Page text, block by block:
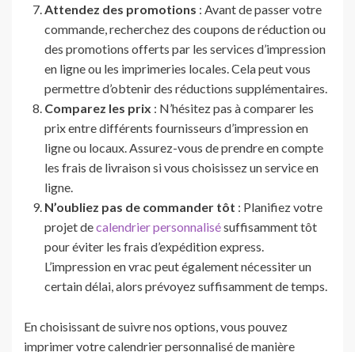
Attendez des promotions : Avant de passer votre
commande, recherchez des coupons de réduction ou
des promotions offerts par les services d’impression
en ligne ou les imprimeries locales. Cela peut vous
permettre d’obtenir des réductions supplémentaires.
Comparez les prix : N’hésitez pas à comparer les
prix entre différents fournisseurs d’impression en
ligne ou locaux. Assurez-vous de prendre en compte
les frais de livraison si vous choisissez un service en
ligne.
N’oubliez pas de commander tôt : Planifiez votre
projet decalendrier personnalisésuffisamment tôt
pour éviter les frais d’expédition express.
L’impression en vrac peut également nécessiter un
certain délai, alors prévoyez suffisamment de temps.
En choisissant de suivre nos options, vous pouvez
imprimer votre calendrier personnalisé de manière